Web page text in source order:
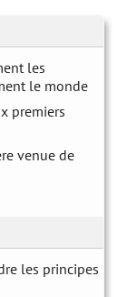
les
le monde
premiers
venue de
les principes